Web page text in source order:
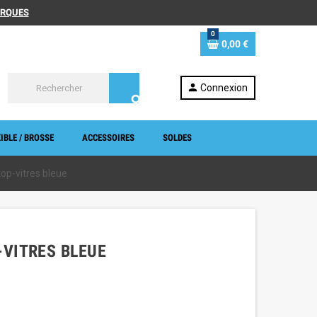
0
0,00 €
search
person Connexion
/ BROSSE ACCESSOIRES SOLDES
vitres bleue
BLEUE